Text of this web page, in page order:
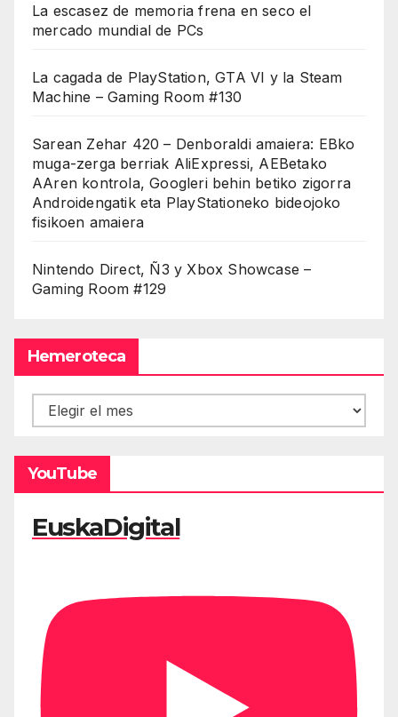
La escasez de memoria frena en seco el
mercado mundial de PCs
La cagada de PlayStation, GTA VI y la Steam
Machine – Gaming Room #130
Sarean Zehar 420 – Denboraldi amaiera: EBko
muga-zerga berriak AliExpressi, AEBetako
AAren kontrola, Googleri behin betiko zigorra
Androidengatik eta PlayStationeko bideojoko
fisikoen amaiera
Nintendo Direct, Ñ3 y Xbox Showcase –
Gaming Room #129
Hemeroteca
Hemeroteca
YouTube
EuskaDigital